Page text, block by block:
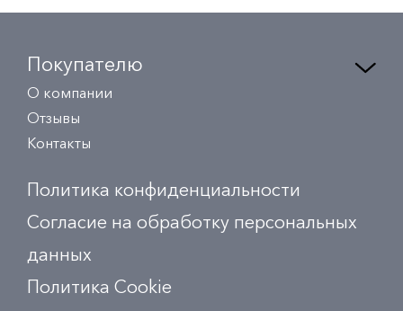
Покупателю
О компании
Отзывы
Контакты
Политика конфиденциальности
Согласие на обработку персональных
данных
Политика Сookie